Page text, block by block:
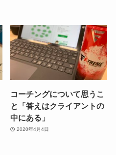
コーチングについて思うこ
と「答えはクライアントの
中にある」
2020年4月4日